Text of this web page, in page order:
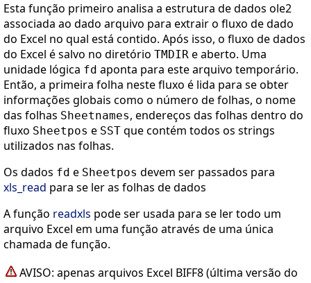
Esta função primeiro analisa a estrutura de dados ole2
associada ao dado arquivo para extrair o fluxo de dado
do Excel no qual está contido. Após isso, o fluxo de dados
do Excel é salvo no diretório TMDIR e aberto. Uma
unidade lógica fd aponta para este arquivo temporário.
Então, a primeira folha neste fluxo é lida para se obter
informações globais como o número de folhas, o nome
das folhas Sheetnames, endereços das folhas dentro do
fluxo Sheetpos e SST que contém todos os strings
utilizados nas folhas.
Os dados fd e Sheetpos devem ser passados para
xls_read para se ler as folhas de dados
A função readxls pode ser usada para se ler todo um
arquivo Excel em uma função através de uma única
chamada de função.
AVISO: apenas arquivos Excel BIFF8 (última versão do